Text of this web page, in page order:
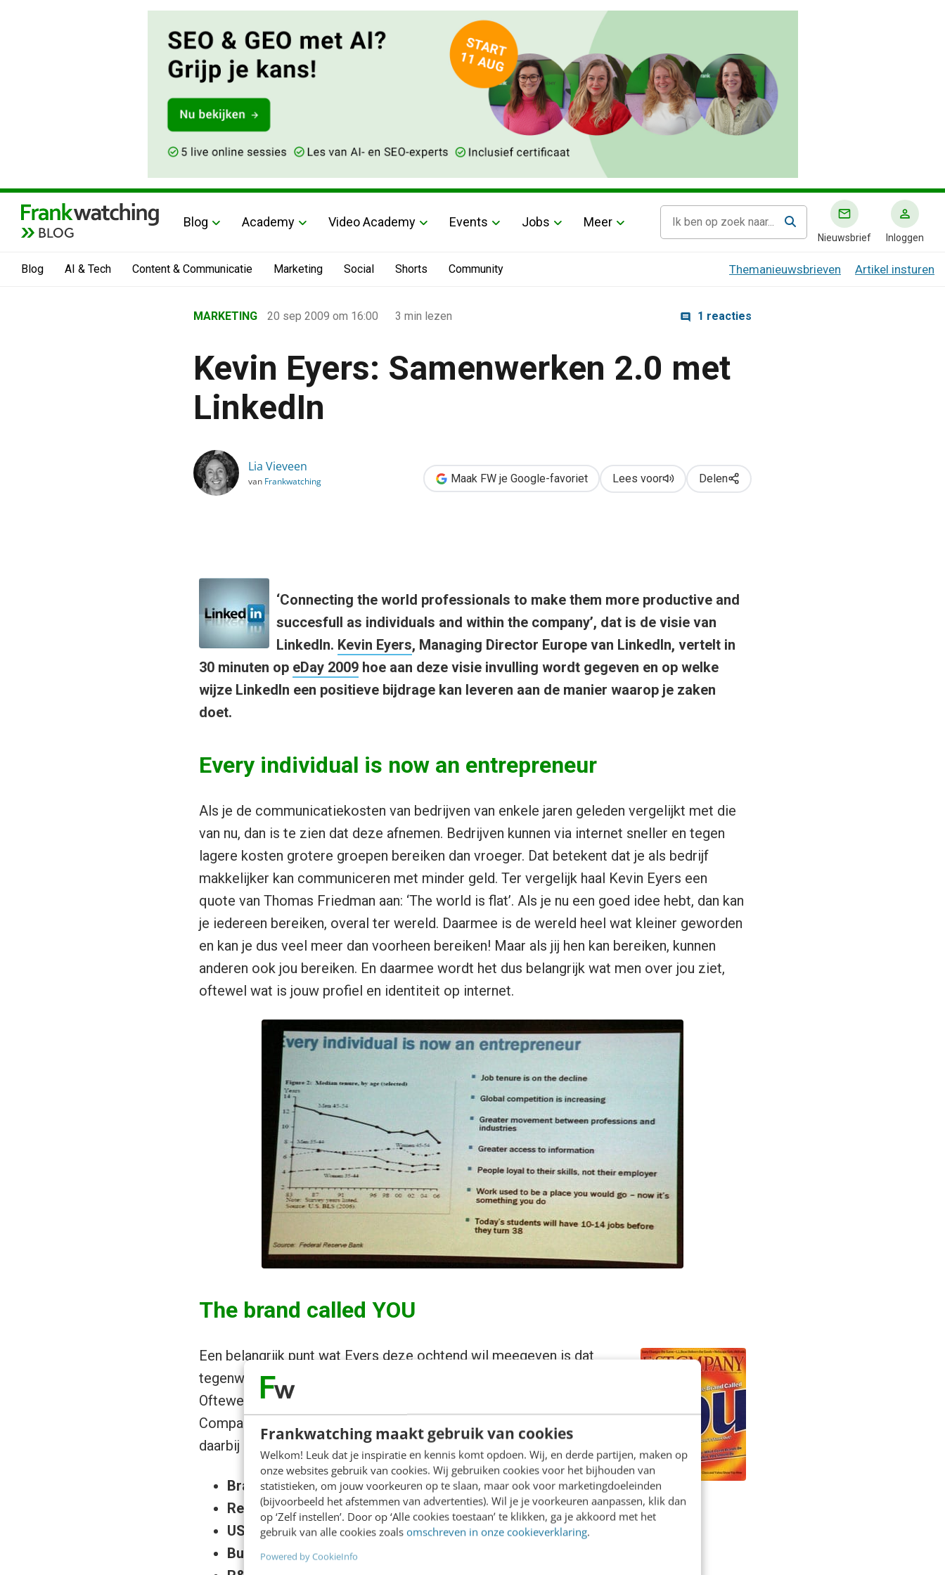
Frankwatching maakt gebruik van cookies
Welkom! Leuk dat je inspiratie en kennis komt opdoen. Wij, en derde partijen, maken op
onze websites gebruik van cookies. Wij gebruiken cookies voor het bijhouden van
statistieken, om jouw voorkeuren op te slaan, maar ook voor marketingdoeleinden
(bijvoorbeeld het afstemmen van advertenties). Wil je je voorkeuren aanpassen, klik dan
op ‘Zelf instellen’. Door op ‘Alle cookies toestaan’ te klikken, ga je akkoord met het
gebruik van alle cookies zoals omschreven in onze cookieverklaring.
Powered by CookieInfo
BLOG
Blog Academy Video Academy Events Jobs Meer
Nieuwsbrief Inloggen
Blog AI & Tech Content & Communicatie Marketing Social Shorts Community Themanieuwsbrieven Artikel insturen
›
Marketing
›
MARKETING 20 sep 2009 om 16:00 3 min lezen 1 reacties
Kevin Eyers: Samenwerken 2.0 met
LinkedIn
Lia Vieveen
van Frankwatching Maak FW je Google-favoriet Lees voor Delen
‘Connecting the world professionals to make them more productive and
succesfull as individuals and within the company’, dat is de visie van
LinkedIn. Kevin Eyers, Managing Director Europe van LinkedIn, vertelt in
30 minuten op eDay 2009hoe aan deze visie invulling wordt gegeven en op welke
wijze LinkedIn een positieve bijdrage kan leveren aan de manier waarop je zaken
doet.
Every individual is now an entrepreneur
Als je de communicatiekosten van bedrijven van enkele jaren geleden vergelijkt met die
van nu, dan is te zien dat deze afnemen. Bedrijven kunnen via internet sneller en tegen
lagere kosten grotere groepen bereiken dan vroeger. Dat betekent dat je als bedrijf
makkelijker kan communiceren met minder geld. Ter vergelijk haal Kevin Eyers een
quote van Thomas Friedman aan: ‘The world is flat’. Als je nu een goed idee hebt, dan kan
je iedereen bereiken, overal ter wereld. Daarmee is de wereld heel wat kleiner geworden
en kan je dus veel meer dan voorheen bereiken! Maar als jij hen kan bereiken, kunnen
anderen ook jou bereiken. En daarmee wordt het dus belangrijk wat men over jou ziet,
oftewel wat is jouw profiel en identiteit op internet.
The brand called YOU
Een belangrijk punt wat Eyers deze ochtend wil meegeven is dat
tegenwoordig iedereen in de basis zijn eigen onderneming heeft.
Oftewel eigenlijk is iedereen ‘zijn eigen merk’. Zoals de Fast
Company in 2007 al over
‘The brand called YOU’
schreef gaat het
daarbij om:
Brand= je naam en identiteit
Revenue= je salaris
USP
= je kennis en ervaring
Business listing= je online profiel